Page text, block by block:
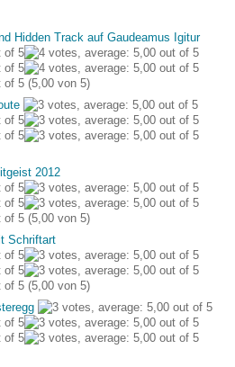
Hidden Track auf Gaudeamus Igitur
(5,00 von 5)
2012
(5,00 von 5)
Schriftart
(5,00 von 5)